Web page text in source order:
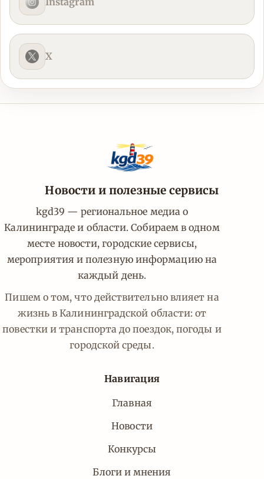
X
Новости и полезные сервисы
kgd39 — региональное медиа о
Калининграде и области. Собираем в одном
месте новости, городские сервисы,
мероприятия и полезную информацию на
каждый день.
Пишем о том, что действительно влияет на
жизнь в Калининградской области: от
повестки и транспорта до поездок, погоды и
городской среды.
Навигация
Главная
Новости
Конкурсы
Блоги и мнения